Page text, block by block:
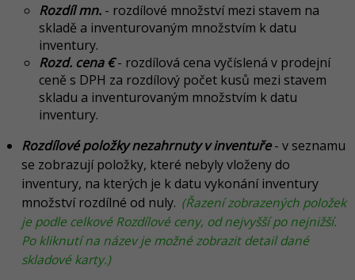
Rozdíl mn. - rozdílové množství mezi stavem na
skladě a inventurovaným množstvím k datu
inventury.
Rozd. cena €- rozdílová cena vyčíslená v prodejní
ceně s DPH za rozdílový počet kusů mezi stavem
skladu a inventurovaným množstvím k datu
inventury.
Rozdílové položky nezahrnuty v inventuře- v seznamu
se zobrazují položky, které nebyly vloženy do
inventury, na kterých je k datu vykonání inventury
množství rozdílné od nuly. (Řazení zobrazených položek
je podle celkové Rozdílové ceny, od nejvyšší po nejnižší.
Po kliknutí na název je možné zobrazit detail dané
skladové karty.)